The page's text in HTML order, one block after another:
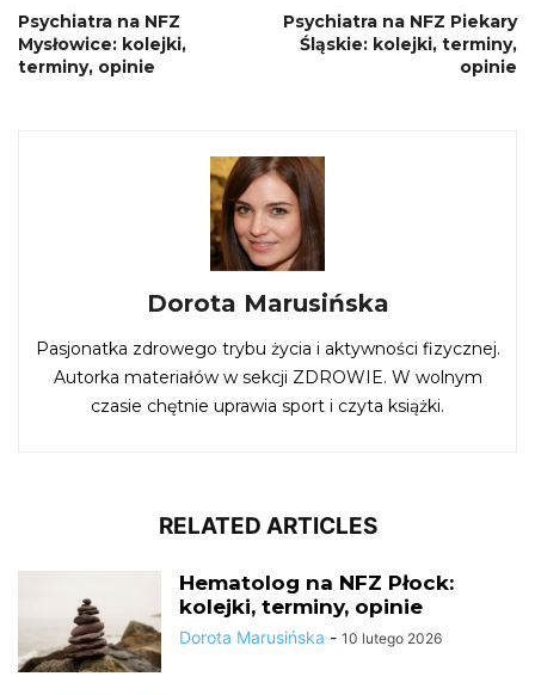
Psychiatra na NFZ
Mysłowice: kolejki,
terminy, opinie
Psychiatra na NFZ Piekary
Śląskie: kolejki, terminy,
opinie
Dorota Marusińska
Pasjonatka zdrowego trybu życia i aktywności fizycznej.
Autorka materiałów w sekcji ZDROWIE. W wolnym
czasie chętnie uprawia sport i czyta książki.
RELATED ARTICLES
Hematolog na NFZ Płock:
kolejki, terminy, opinie
Dorota Marusińska - 10 lutego 2026